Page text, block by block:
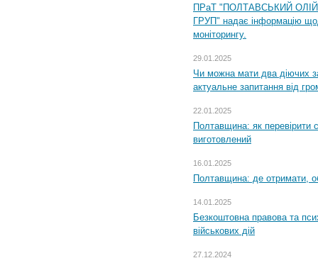
ПРаТ "ПОЛТАВСЬКИЙ
ГРУП" надає інформацію
моніторингу.
29.01.2025
Чи можна мати два діючих
актуальне запитання від
22.01.2025
Полтавщина: як перевірити
виготовлений
16.01.2025
Полтавщина: де отримати,
14.01.2025
Безкоштовна правова та
військових дій
27.12.2024